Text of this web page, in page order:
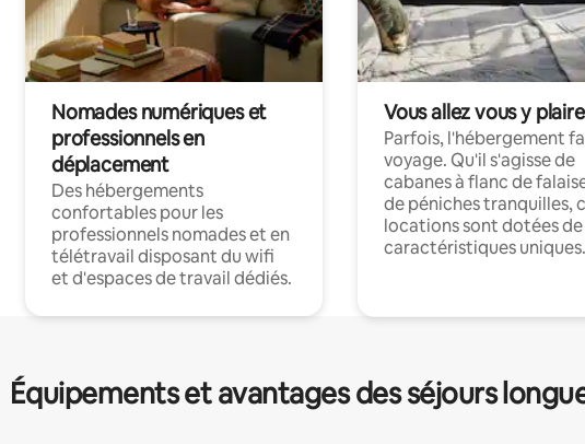
Nomades numériques et
professionnels en
déplacement
Des hébergements
confortables pour les
professionnels nomades et en
télétravail disposant du wifi
et d'espaces de travail dédiés.
Vous allez vous y plaire
Parfois, l'hébergement
voyage. Qu'il s'agisse de
cabanes à flanc de
de péniches tranquilles,
locations sont dotées de
caractéristiques uniques.
Équipements et avantages des séjours